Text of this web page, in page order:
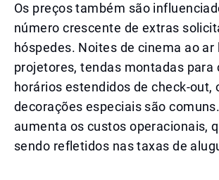
Os preços também são
número crescente de extras
hóspedes. Noites de cinema ao ar
projetores, tendas montadas para
horários estendidos de check-out,
decorações especiais são
aumenta os custos operacionais,
sendo refletidos nas taxas de